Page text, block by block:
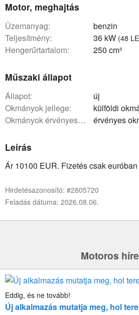
Motor, meghajtás
üzemanyag:
benzin
teljesítmény:
36 kW (48
hengerűrtartalom: 250 cm³
Műszaki állapot
állapot:
új
okmányok jellege:
külföldi
okmányok érvényessége:
érvényes
Leírás
Ár 10100 EUR. Fizetés csak euróban
Hirdetésazonosító: #2805720
Feladás dátuma: 2026.08.06.
Motoros
Eddig, és ne tovább!
Új alkalmazás mutatja meg, hol